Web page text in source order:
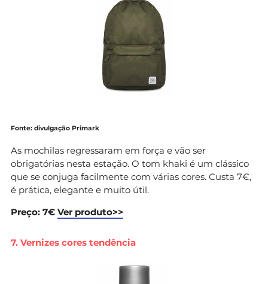
Fonte: divulgação Primark
As mochilas regressaram em força e vão ser
obrigatórias nesta estação. O tom khaki é um clássico
que se conjuga facilmente com várias cores. Custa 7€,
é prática, elegante e muito útil.
Preço: 7€ Ver produto>>
7. Vernizes cores tendência